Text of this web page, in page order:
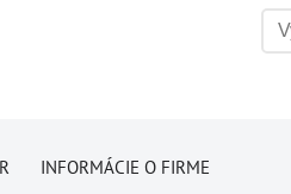
INFORMÁCIE O FIRME